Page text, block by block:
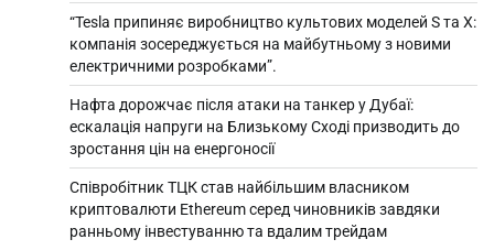
“Tesla припиняє виробництво культових моделей S та X:
компанія зосереджується на майбутньому з новими
електричними розробками”.
Нафта дорожчає після атаки на танкер у Дубаї:
ескалація напруги на Близькому Сході призводить до
зростання цін на енергоносії
Співробітник ТЦК став найбільшим власником
криптовалюти Ethereum серед чиновників завдяки
ранньому інвестуванню та вдалим трейдам